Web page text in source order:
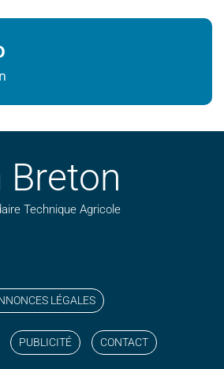
Breton
Technique Agricole
LÉGALES
PUBLICITÉ CONTACT